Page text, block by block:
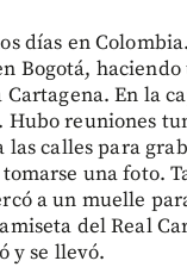
días en
Bogotá, haciendo
Cartagena. En la
Hubo reuniones
las calles para
una foto.
a un muelle
del Real
y se llevó.